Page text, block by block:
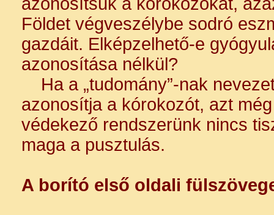
Földet végveszélybe sodró
gazdáit. Elképzelhető-e
azonosítása nélkül?
Ha a „tudomány”-nak
azonosítja a kórokozót, azt
védekező rendszerünk nincs
maga a pusztulás.
A borító első oldali